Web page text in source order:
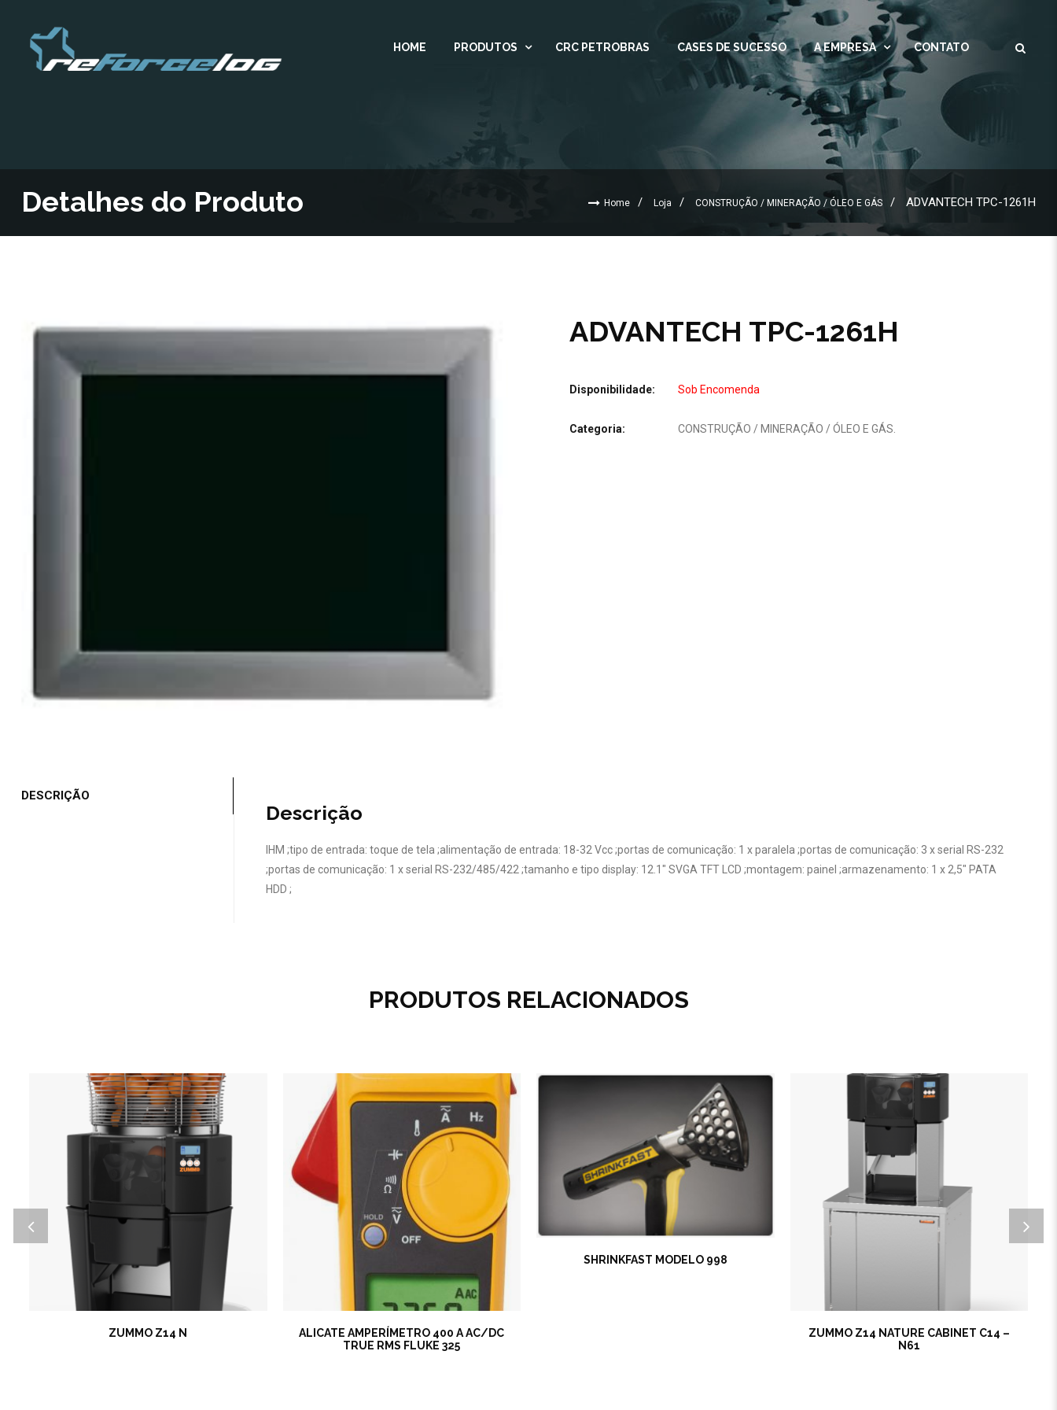
HOME PRODUTOS CRC PETROBRAS CASES DE SUCESSO A EMPRESA CONTATO
Detalhes do Produto Home Loja CONSTRUÇÃO / MINERAÇÃO / ÓLEO E GÁS ADVANTECH TPC-1261H
ADVANTECH TPC-1261H
Disponibilidade: Sob Encomenda
Categoria: CONSTRUÇÃO / MINERAÇÃO / ÓLEO E GÁS
DESCRIÇÃO
Descrição
IHM ;tipo de entrada: toque de tela ;alimentação de entrada: 18-32 Vcc ;portas de comunicação: 1 x paralela ;portas de comunicação: 3 x serial RS-232
;portas de comunicação: 1 x serial RS-232/485/422 ;tamanho e tipo display: 12.1″ SVGA TFT LCD ;montagem: painel ;armazenamento: 1 x 2,5″ PATA
HDD ;
PRODUTOS RELACIONADOS
ZUMMO Z14 N
ALICATE AMPERÍMETRO 400 A AC/DC
TRUE RMS FLUKE 325
SHRINKFAST MODELO 998
ZUMMO Z14 NATURE CABINET C14 –
N61